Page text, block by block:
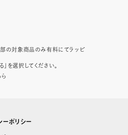
部の対象商品のみ有料にてラッピ
を選択してください。
ーポリシー